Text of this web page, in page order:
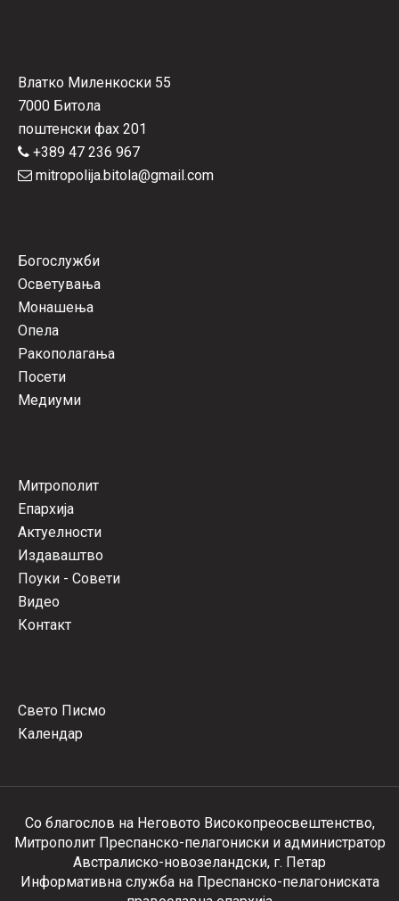
Влатко Миленкоски 55
7000 Битола
поштенски фах 201
+389 47 236 967
mitropolija.bitola@gmail.com
Богослужби
Осветувања
Монашења
Опела
Ракополагања
Посети
Медиуми
Митрополит
Епархија
Актуелности
Издаваштво
Поуки - Совети
Видео
Контакт
Свето Писмо
Календар
Со благослов на Неговото Високопреосвештенство,
Митрополит Преспанско-пелагониски и администратор
Австралиско-новозеландски, г. Петар
Информативна служба на Преспанско-пелагониската